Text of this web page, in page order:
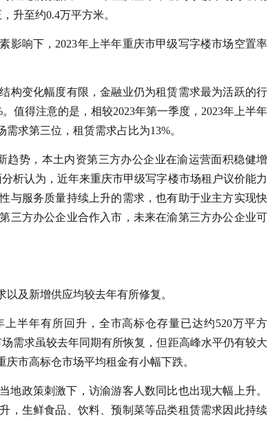
升至约0.4万平方米。
影响下，2023年上半年重庆市甲级写字楼市场空置率
构变化幅度有限，金融业仍为租赁需求最为活跃的行
值得注意的是，相较2023年第一季度，2023年上半年
求第三位，租赁需求占比为13%。
势，本土内资第三方办公企业在渝运营面积稳健增
析认为，近年来重庆市甲级写字楼市场租户议价能力
与服务质量持续上升的需求，也有助于业主方实现快
三方办公企业合作入市，未来在渝第三方办公企业可
及新增供应均较去年有所修复。
半年有所回升，全市高标仓存量已达约520万平方
需求虽较去年同期有所恢复，但距高峰水平仍有较大
市高标仓市场平均租金有小幅下跌。
地政策刺激下，访渝游客人数同比也出现大幅上升。
，生鲜食品、饮料、预制菜等品类租赁需求因此持续